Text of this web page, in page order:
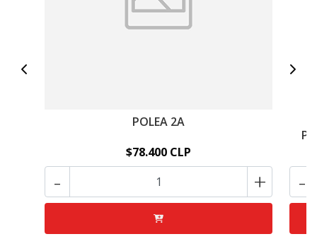
POLEA 2A
$78.400 CLP
- + -